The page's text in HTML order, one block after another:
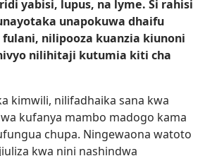
yabisi, lupus, na lyme. Si rahisi
unapokuwa dhaifu
nilipooza kuanzia kiunoni
nilihitaji kutumia kiti cha
kimwili, nilifadhaika sana kwa
kufanya mambo madogo kama
chupa. Ningewaona watoto
kwa nini nashindwa